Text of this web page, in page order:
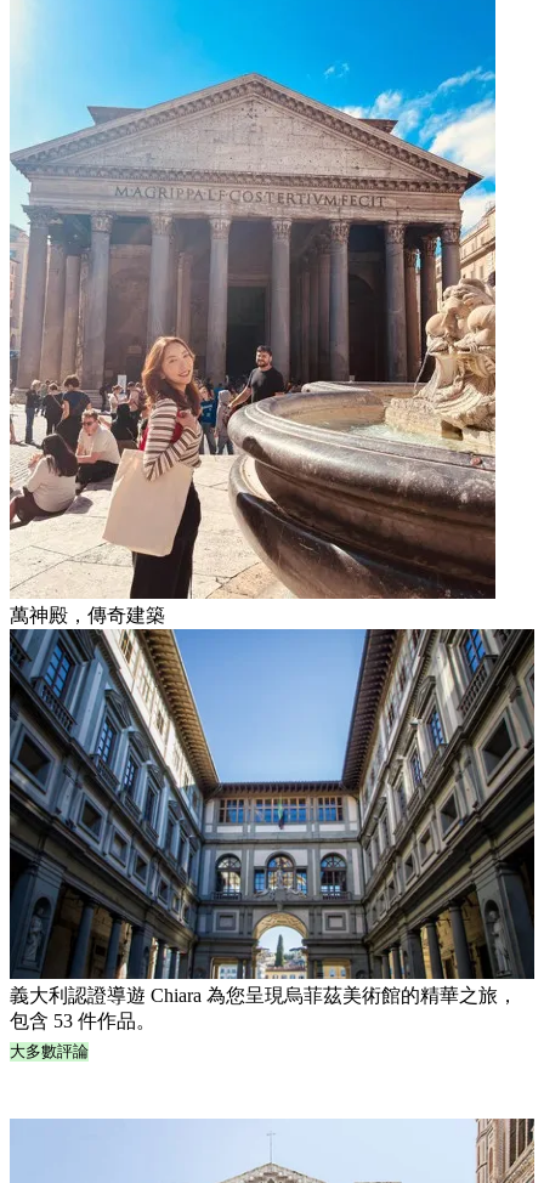
萬神殿，傳奇建築
義大利認證導遊 Chiara 為您呈現烏菲茲美術館的精華之旅，
包含 53 件作品。
大多數評論